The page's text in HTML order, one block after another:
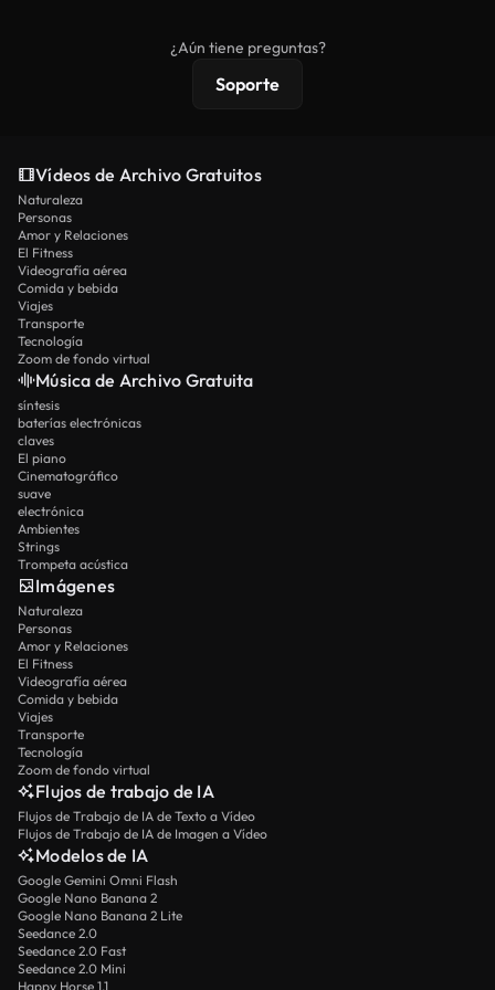
protecciones de licencia extendidas.
¿Aún tiene preguntas?
Soporte
Vídeos de Archivo Gratuitos
Naturaleza
Personas
Amor y Relaciones
El Fitness
Videografía aérea
Comida y bebida
Viajes
Transporte
Tecnología
Zoom de fondo virtual
Música de Archivo Gratuita
síntesis
baterías electrónicas
claves
El piano
Cinematográfico
suave
electrónica
Ambientes
Strings
Trompeta acústica
Imágenes
Naturaleza
Personas
Amor y Relaciones
El Fitness
Videografía aérea
Comida y bebida
Viajes
Transporte
Tecnología
Zoom de fondo virtual
Flujos de trabajo de IA
Flujos de Trabajo de IA de Texto a Vídeo
Flujos de Trabajo de IA de Imagen a Vídeo
Modelos de IA
Google Gemini Omni Flash
Google Nano Banana 2
Google Nano Banana 2 Lite
Seedance 2.0
Seedance 2.0 Fast
Seedance 2.0 Mini
Happy Horse 1.1